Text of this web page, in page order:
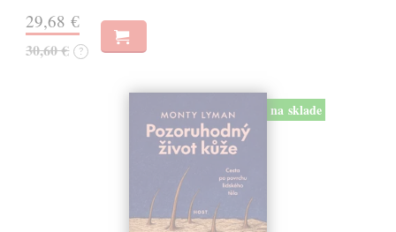
29,68 €
30,60 € ?
na sklade